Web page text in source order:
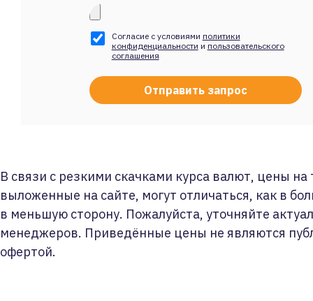
Согласие с условиями политики
конфиденциальности и пользовательского
соглашения
В связи с резкими скачками курса валют, цены на
выложенные на сайте, могут отличаться, как в
в меньшую сторону. Пожалуйста, уточняйте
менеджеров. Приведённые цены не являются
офертой.